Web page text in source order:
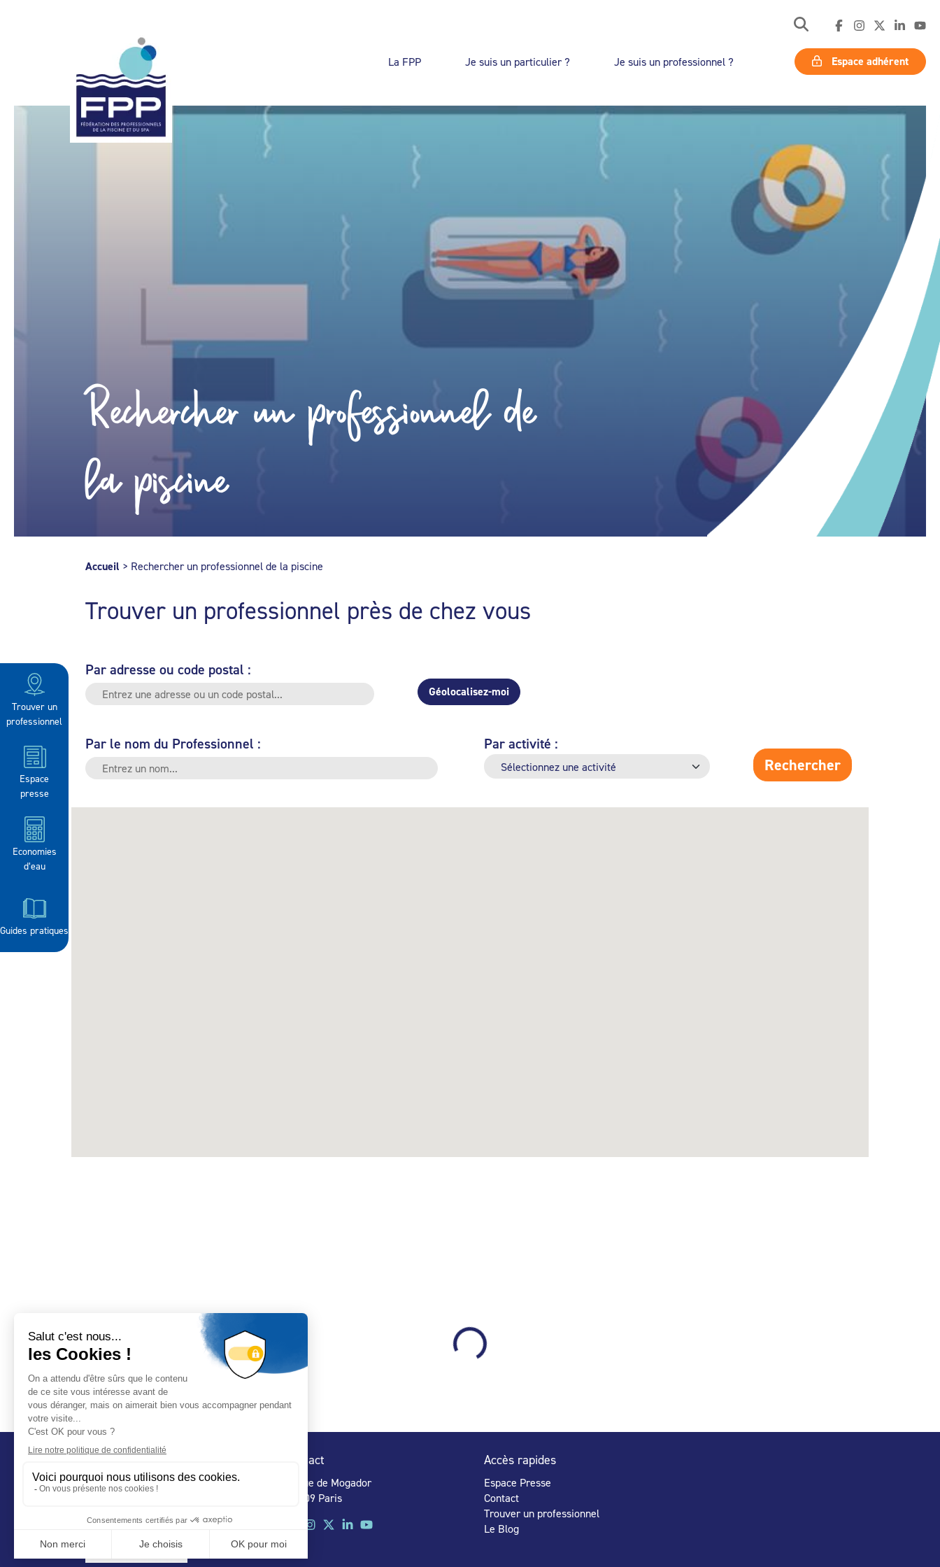
La FPP Je suis un particulier ? Je suis un professionnel ? Espace adhérent
Trouver un
professionnel
Espace
presse
Economies
d’eau
Guides pratiques
Rechercher un professionnel de
la piscine
Accueil > Rechercher un professionnel de la piscine
Trouver un professionnel près de chez vous
Par adresse ou code postal :
Géolocalisez-moi
Par le nom du Professionnel : Par activité :
Contact
32 rue de Mogador
75 009 Paris
Accès rapides
Espace Presse
Contact
Trouver un professionnel
Le Blog